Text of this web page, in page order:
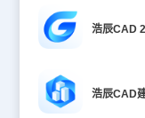
浩辰CAD
浩辰CAD